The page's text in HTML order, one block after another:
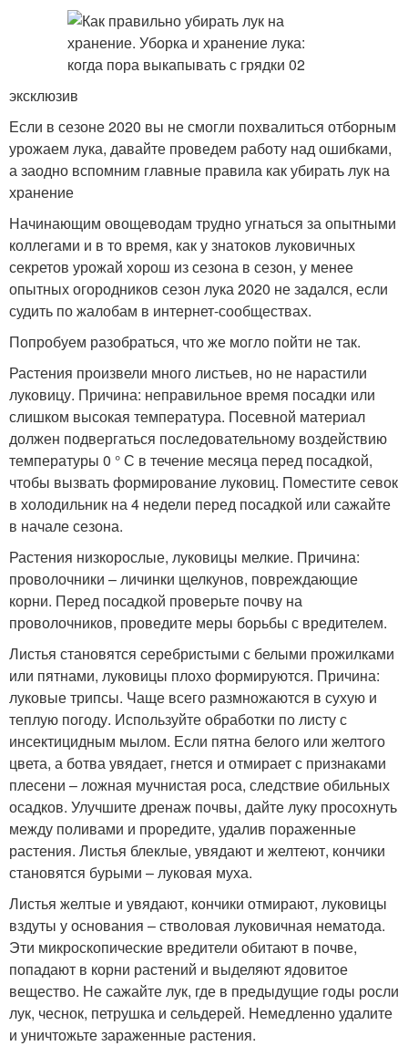
эксклюзив
Если в сезоне 2020 вы не смогли похвалиться отборным
урожаем лука, давайте проведем работу над ошибками,
а заодно вспомним главные правила как убирать лук на
хранение
Начинающим овощеводам трудно угнаться за опытными
коллегами и в то время, как у знатоков луковичных
секретов урожай хорош из сезона в сезон, у менее
опытных огородников сезон лука 2020 не задался, если
судить по жалобам в интернет-сообществах.
Попробуем разобраться, что же могло пойти не так.
Растения произвели много листьев, но не нарастили
луковицу. Причина: неправильное время посадки или
слишком высокая температура. Посевной материал
должен подвергаться последовательному воздействию
температуры 0 ° С в течение месяца перед посадкой,
чтобы вызвать формирование луковиц. Поместите севок
в холодильник на 4 недели перед посадкой или сажайте
в начале сезона.
Растения низкорослые, луковицы мелкие. Причина:
проволочники – личинки щелкунов, повреждающие
корни. Перед посадкой проверьте почву на
проволочников, проведите меры борьбы с вредителем.
Листья становятся серебристыми с белыми прожилками
или пятнами, луковицы плохо формируются. Причина:
луковые трипсы. Чаще всего размножаются в сухую и
теплую погоду. Используйте обработки по листу с
инсектицидным мылом. Если пятна белого или желтого
цвета, а ботва увядает, гнется и отмирает с признаками
плесени – ложная мучнистая роса, следствие обильных
осадков. Улучшите дренаж почвы, дайте луку просохнуть
между поливами и проредите, удалив пораженные
растения. Листья блеклые, увядают и желтеют, кончики
становятся бурыми – луковая муха.
Листья желтые и увядают, кончики отмирают, луковицы
вздуты у основания – стволовая луковичная нематода.
Эти микроскопические вредители обитают в почве,
попадают в корни растений и выделяют ядовитое
вещество. Не сажайте лук, где в предыдущие годы росли
лук, чеснок, петрушка и сельдерей. Немедленно удалите
и уничтожьте зараженные растения.